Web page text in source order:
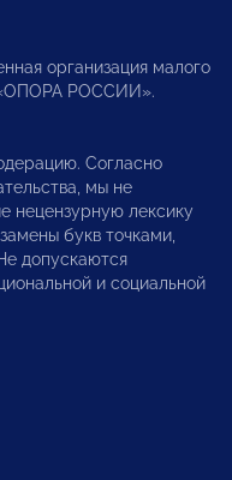
организация малого
«ОПОРА РОССИИ».
Согласно
мы не
нецензурную лексику
букв точками,
допускаются
и социальной